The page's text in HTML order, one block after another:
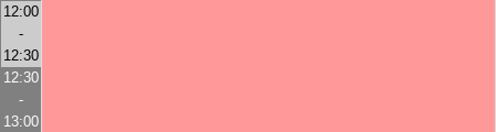
12:00
-
12:30
12:30
-
13:00